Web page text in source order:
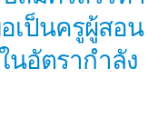
เป็นครูผู้สอน
อัตรากำลัง